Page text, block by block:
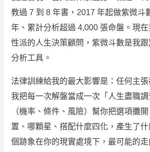
教過 7 到 8 年書，2017 年起做紫微斗
年、累計分析超過 4,000 張命盤。現
性派的人生決策顧問，紫微斗數是我
分析工具。
法律訓練給我的最大影響是：任何主
我把每一次解盤當成一次「人生盡職
（機率、條件、風險）幫你把選項攤
置、哪顆星、搭配什麼四化，產生了
個跡象在你的現實處境下，最可能的